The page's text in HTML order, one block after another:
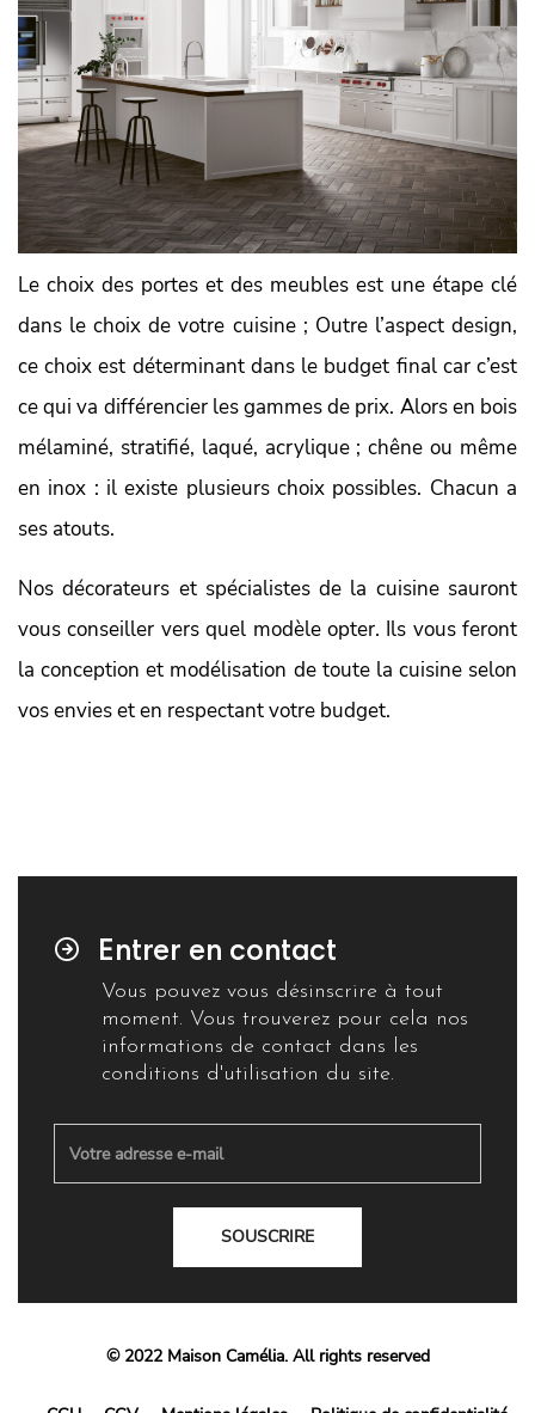
Le choix des portes et des meubles est une étape clé
dans le choix de votre cuisine ; Outre l’aspect design,
ce choix est déterminant dans le budget final car c’est
ce qui va différencier les gammes de prix. Alors en bois
mélaminé, stratifié, laqué, acrylique ; chêne ou même
en inox : il existe plusieurs choix possibles. Chacun a
ses atouts.
Nos décorateurs et spécialistes de la cuisine sauront
vous conseiller vers quel modèle opter. Ils vous feront
la conception et modélisation de toute la cuisine selon
vos envies et en respectant votre budget.
Entrer en contact
Vous pouvez vous désinscrire à tout
moment. Vous trouverez pour cela nos
informations de contact dans les
conditions d'utilisation du site.
SOUSCRIRE
© 2022 Maison Camélia. All rights reserved